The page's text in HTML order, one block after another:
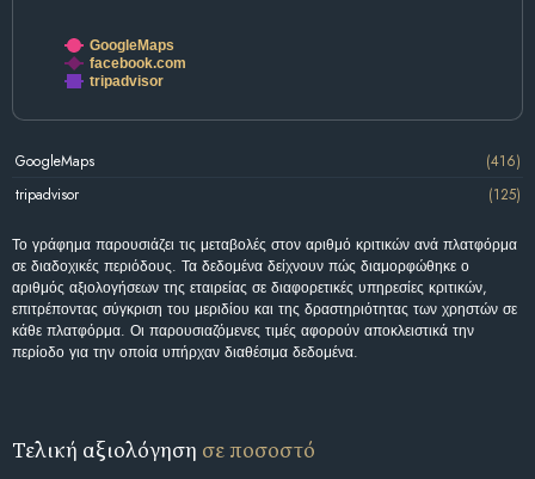
GoogleMaps
facebook.com
tripadvisor
GoogleMaps
(416)
tripadvisor
(125)
Το γράφημα παρουσιάζει τις μεταβολές στον αριθμό κριτικών ανά πλατφόρμα
σε διαδοχικές περιόδους. Τα δεδομένα δείχνουν πώς διαμορφώθηκε ο
αριθμός αξιολογήσεων της εταιρείας σε διαφορετικές υπηρεσίες κριτικών,
επιτρέποντας σύγκριση του μεριδίου και της δραστηριότητας των χρηστών σε
κάθε πλατφόρμα. Οι παρουσιαζόμενες τιμές αφορούν αποκλειστικά την
περίοδο για την οποία υπήρχαν διαθέσιμα δεδομένα.
Τελική αξιολόγηση σε ποσοστό